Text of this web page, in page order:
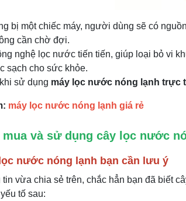
bị một chiếc máy, người dùng sẽ có
cần chờ đợi.
nghệ lọc nước tiến tiến, giúp loại bỏ vi
sạch cho sức khỏe.
sử dụng máy lọc nước nóng lạnh trực
máy lọc nước nóng lạnh giá rẻ
và sử dụng cây lọc nước
nước nóng lạnh bạn cần lưu ý
vừa chia sẻ trên, chắc hẳn bạn đã biết
tố sau: